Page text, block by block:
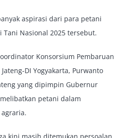
aspirasi dari para petani
Tani Nasional 2025 tersebut.
Konsorsium Pembaruan
DI Yogyakarta, Purwanto
yang dipimpin Gubernur
petani dalam
kini masih ditemukan persoalan